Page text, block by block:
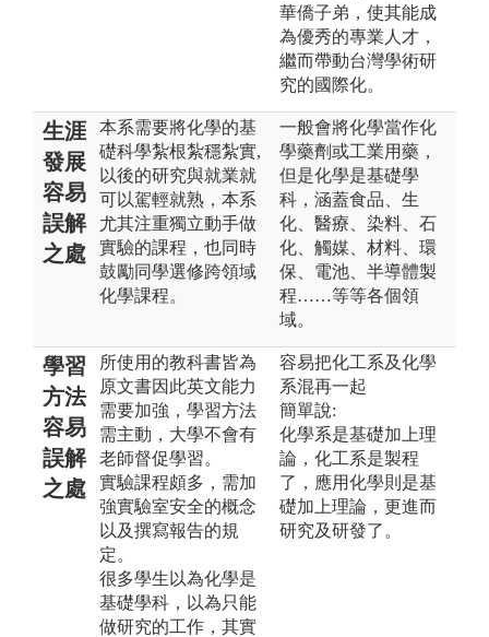
華僑子弟，使其能成
為優秀的專業人才，
繼而帶動台灣學術研
究的國際化。
生涯
發展
容易
誤解
之處
本系需要將化學的基
礎科學紮根紮穩紮實,
以後的研究與就業就
可以駕輕就熟，本系
尤其注重獨立動手做
實驗的課程，也同時
鼓勵同學選修跨領域
化學課程。
一般會將化學當作化
學藥劑或工業用藥，
但是化學是基礎學
科，涵蓋食品、生
化、醫療、染料、石
化、觸媒、材料、環
保、電池、半導體製
程……等等各個領
域。
學習
方法
容易
誤解
之處
所使用的教科書皆為
原文書因此英文能力
需要加強，學習方法
需主動，大學不會有
老師督促學習。
實驗課程頗多，需加
強實驗室安全的概念
以及撰寫報告的規
定。
很多學生以為化學是
基礎學科，以為只能
做研究的工作，其實
容易把化工系及化學
系混再一起
簡單說:
化學系是基礎加上理
論，化工系是製程
了，應用化學則是基
礎加上理論，更進而
研究及研發了。